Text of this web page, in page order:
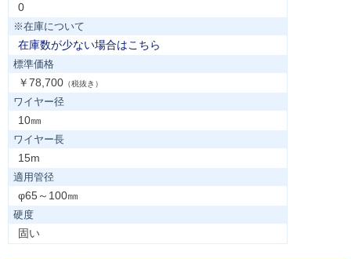
0
※在庫について
在庫数が少ない場合はこちら
標準価格
￥78,700 （税抜き）
ワイヤー径
10㎜
ワイヤー長
15m
適用管径
φ65～100㎜
硬度
固い